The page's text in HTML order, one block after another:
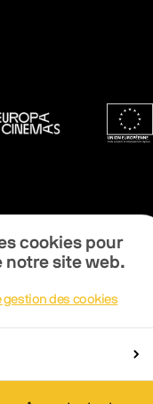
Cinemas
cookies pour
notre site web.
gestion des cookies